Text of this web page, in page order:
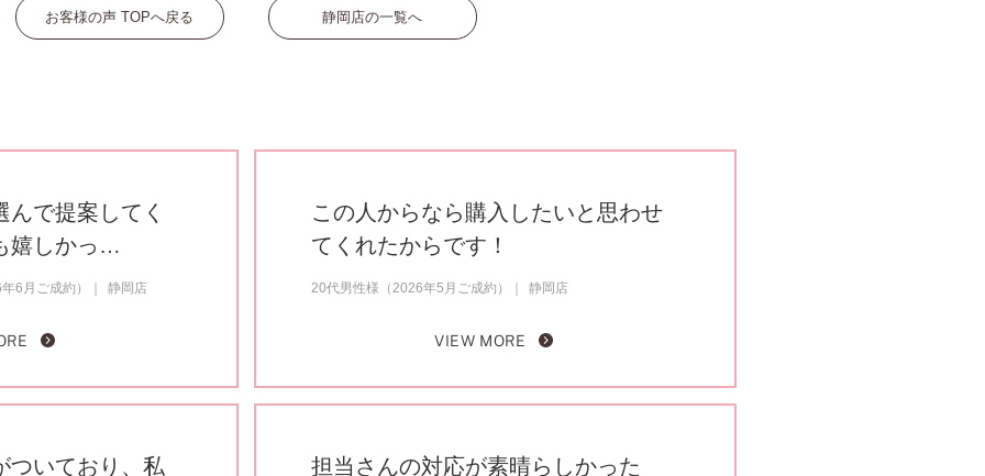
お客様の声 TOPへ戻る 静岡店の一覧へ
で提案してく
嬉しかっ…
6月ご成約） 静岡店
この人からなら購入したいと思わせ
てくれたからです！
20代男性様（2026年5月ご成約） 静岡店
VIEW MORE
ついており、私
担当さんの対応が素晴らしかった